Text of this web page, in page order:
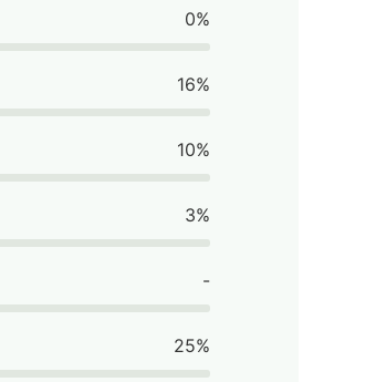
0%
16%
10%
3%
-
25%